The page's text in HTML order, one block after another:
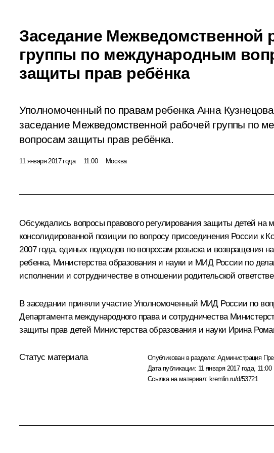
Заседание Межведомственной
группы по международным
защиты прав ребёнка
Уполномоченный по правам ребенка Анна
заседание Межведомственной рабочей группы по
вопросам защиты прав ребёнка.
11 января 2017 года 11:00 Москва
Обсуждались вопросы правового регулирования защиты детей на
консолидированной позиции по вопросу присоединения России
2007 года, единых подходов по вопросам розыска и возвращения
ребенка, Министерства образования и науки и МИД России по
исполнении и сотрудничестве в отношении родительской
В заседании приняли участие Уполномоченный МИД России по
Департамента международного права и сотрудничества
защиты прав детей Министерства образования и науки Ирина
Статус материала Опубликован в разделе:Администрация
Дата публикации: 11 января 2017 года, 11:00
Ссылка на материал: kremlin.ru/d/53721